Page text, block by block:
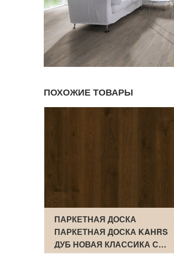
ПОХОЖИЕ ТОВАРЫ
ПАРКЕТНАЯ ДОСКА
ПАРКЕТНАЯ ДОСКА KAHRS
ДУБ НОВАЯ КЛАССИКА С…